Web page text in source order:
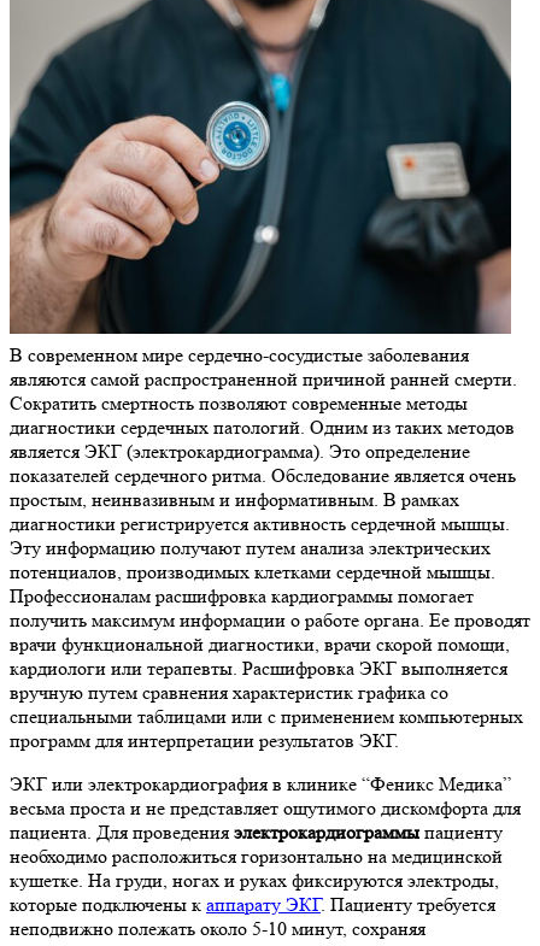
В современном мире сердечно-сосудистые заболевания
являются самой распространенной причиной ранней смерти.
Сократить смертность позволяют современные методы
диагностики сердечных патологий. Одним из таких методов
является ЭКГ (электрокардиограмма). Это определение
показателей сердечного ритма. Обследование является очень
простым, неинвазивным и информативным. В рамках
диагностики регистрируется активность сердечной мышцы.
Эту информацию получают путем анализа электрических
потенциалов, производимых клетками сердечной мышцы.
Профессионалам расшифровка кардиограммы помогает
получить максимум информации о работе органа. Ее проводят
врачи функциональной диагностики, врачи скорой помощи,
кардиологи или терапевты. Расшифровка ЭКГ выполняется
вручную путем сравнения характеристик графика со
специальными таблицами или с применением компьютерных
программ для интерпретации результатов ЭКГ.
ЭКГ или электрокардиография в клинике “Феникс Медика”
весьма проста и не представляет ощутимого дискомфорта для
пациента. Для проведения электрокардиограммы пациенту
необходимо расположиться горизонтально на медицинской
кушетке. На груди, ногах и руках фиксируются электроды,
которые подключены к аппарату ЭКГ. Пациенту требуется
неподвижно полежать около 5-10 минут, сохраняя